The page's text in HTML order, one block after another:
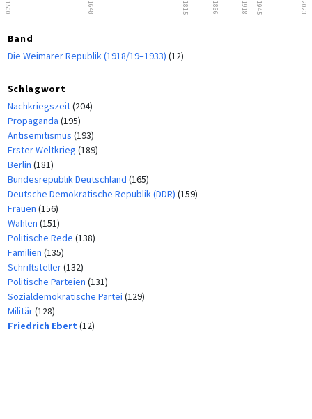
1500 1648 1815 1866 1918 1945 2023
Band
Die Weimarer Republik (1918/19–1933) (12)
Schlagwort
Nachkriegszeit(204)
Propaganda (195)
Antisemitismus (193)
Erster Weltkrieg (189)
Berlin (181)
Bundesrepublik Deutschland (165)
Deutsche Demokratische Republik (DDR) (159)
Frauen (156)
Wahlen (151)
Politische Rede (138)
Familien (135)
Schriftsteller(132)
Politische Parteien (131)
Sozialdemokratische Partei (129)
Militär(128)
Friedrich Ebert (12)